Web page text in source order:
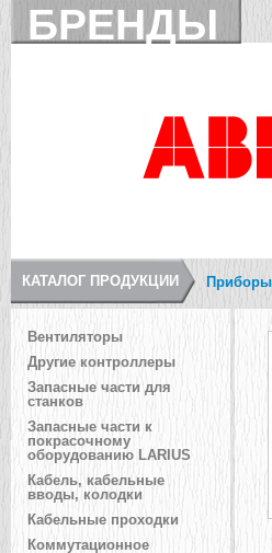
БРЕНДЫ
КАТАЛОГ ПРОДУКЦИИ
Вентиляторы
Другие контроллеры
Запасные части для
станков
Запасные части к
покрасочному
оборудованию LARIUS
Кабель, кабельные
вводы, колодки
Кабельные проходки
Коммутационное